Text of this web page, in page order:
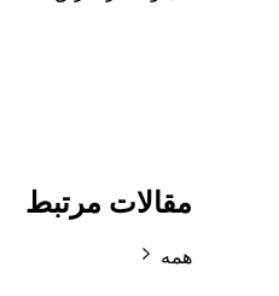
مقالات مرتبط
همه